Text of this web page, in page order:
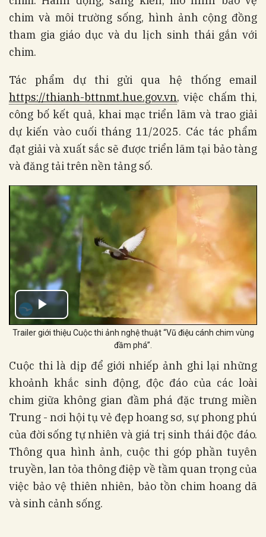
chim và môi trường sống, hình ảnh cộng đồng
tham gia giáo dục và du lịch sinh thái gắn với
chim.
Tác phẩm dự thi gửi qua hệ thống email
https://thianh-bttnmt.hue.gov.vn, việc chấm thi,
công bố kết quả, khai mạc triển lãm và trao giải
dự kiến vào cuối tháng 11/2025. Các tác phẩm
đạt giải và xuất sắc sẽ được triển lãm tại bảo tàng
và đăng tải trên nền tảng số.
Trailer giới thiệu Cuộc thi ảnh nghệ thuật “Vũ điệu cánh chim vùng
đầm phá”.
Cuộc thi là dịp để giới nhiếp ảnh ghi lại những
khoảnh khắc sinh động, độc đáo của các loài
chim giữa không gian đầm phá đặc trưng miền
Trung - nơi hội tụ vẻ đẹp hoang sơ, sự phong phú
của đời sống tự nhiên và giá trị sinh thái độc đáo.
Thông qua hình ảnh, cuộc thi góp phần tuyên
truyền, lan tỏa thông điệp về tầm quan trọng của
việc bảo vệ thiên nhiên, bảo tồn chim hoang dã
và sinh cảnh sống.